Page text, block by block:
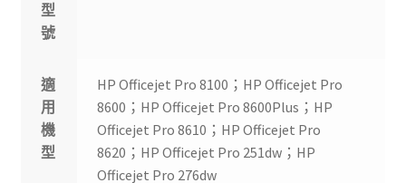
型
號
適
用
機
型
HP Officejet Pro 8100；HP Officejet Pro
8600；HP Officejet Pro 8600Plus；HP
Officejet Pro 8610；HP Officejet Pro
8620；HP Officejet Pro 251dw；HP
Officejet Pro 276dw